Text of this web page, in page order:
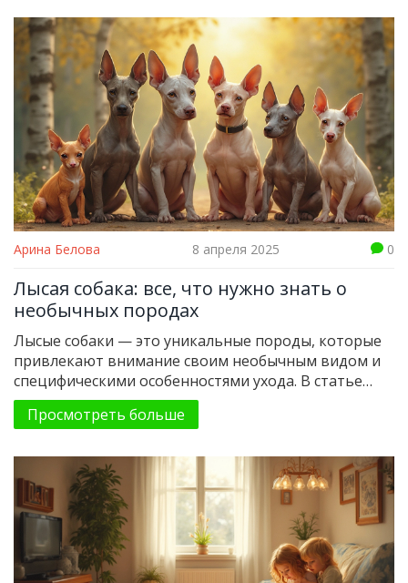
Арина Белова 8 апреля 2025 0
Лысая собака: все, что нужно знать о
необычных породах
Лысые собаки — это уникальные породы, которые
привлекают внимание своим необычным видом и
специфическими особенностями ухода. В статье
рассматриваются разные типы лысых собак, их
особенности и потребности. Читатели узнают, как
советы помогут сделать жизнь вашего питомца
комфортной и здоровой. Так же будут даны
интересные факты о том, почему лысые собаки
такие особенные.
Просмотреть больше